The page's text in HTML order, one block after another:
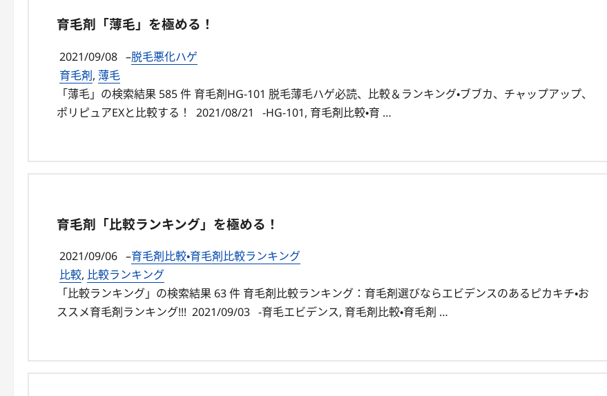
育毛剤「薄毛」を極める！
2021/09/08 –脱毛悪化ハゲ
育毛剤, 薄毛
「薄毛」の検索結果 585 件 育毛剤HG-101 脱毛薄毛ハゲ必読、比較＆ランキング・ブブカ、チャップアップ、
ポリピュアEXと比較する！ 2021/08/21 -HG-101, 育毛剤比較・育 …
育毛剤「比較ランキング」を極める！
2021/09/06 –育毛剤比較・育毛剤比較ランキング
比較, 比較ランキング
「比較ランキング」の検索結果 63 件 育毛剤比較ランキング：育毛剤選びならエビデンスのあるピカキチ・お
ススメ育毛剤ランキング!!! 2021/09/03 -育毛エビデンス, 育毛剤比較・育毛剤 …